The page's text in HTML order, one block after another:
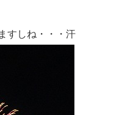
すしね・・・汗